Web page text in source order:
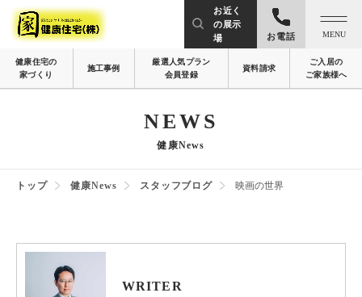
お近く
の展示
場
お電話 MENU
健康住宅の
家づくり
施工事例
厳選人気プラン
会員登録
資料請求
ご入居の
ご家族様へ
NEWS
健康News
トップ 健康News スタッフブログ 映画の世界
WRITER